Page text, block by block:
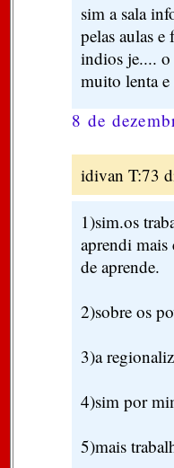
sim a sala
pelas aulas
indios je.... o
muito lenta
8 de
idivan T:73
1)sim.os
aprendi
de aprende.
2)sobre os
3)a
4)sim por
5)mais